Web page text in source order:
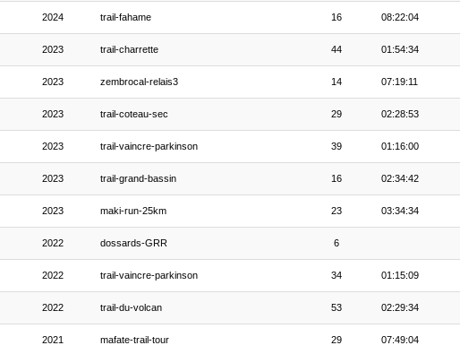
2024 trail-fahame 16 08:22:04
2023 trail-charrette 44 01:54:34
2023 zembrocal-relais3 14 07:19:11
2023 trail-coteau-sec 29 02:28:53
2023 trail-vaincre-parkinson 39 01:16:00
2023 trail-grand-bassin 16 02:34:42
2023 maki-run-25km 23 03:34:34
2022 dossards-GRR 6
2022 trail-vaincre-parkinson 34 01:15:09
2022 trail-du-volcan 53 02:29:34
2021 mafate-trail-tour 29 07:49:04